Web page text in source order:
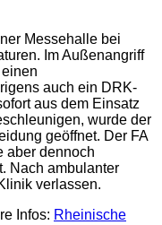
Messehalle bei
Im Außenangriff
auch ein DRK-
aus dem Einsatz
wurde der
geöffnet. Der FA
aber dennoch
Nach ambulanter
verlassen.
Infos: Rheinische